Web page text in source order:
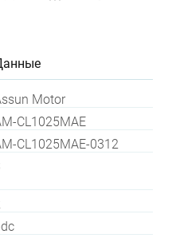
Motor
CL1025MAE
CL1025MAE-0312